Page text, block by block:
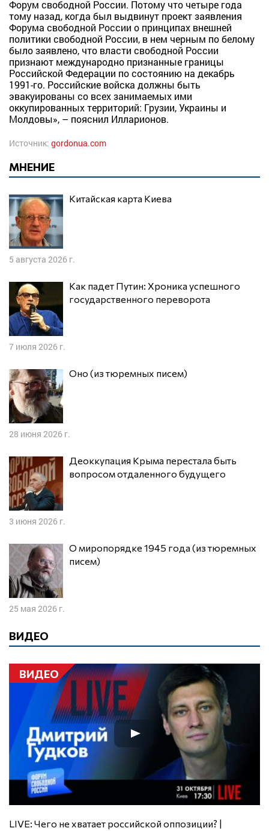
Форум свободной России. Потому что четыре года
тому назад, когда был выдвинут проект заявления
Форума свободной России о принципах внешней
политики свободной России, в нем черным по белому
было заявлено, что власти свободной России
признают международно признанные границы
Российской Федерации по состоянию на декабрь
1991-го. Российские войска должны быть
эвакуированы со всех занимаемых ими
оккупированных территорий: Грузии, Украины и
Молдовы», – пояснил Илларионов.
Источник: gordonua.com
МНЕНИЕ
Китайская карта Киева
5 августа 2026 г.
Как падет Путин: Хроника успешного
государственного переворота
7 июля 2026 г.
Оно (из тюремных писем)
28 июня 2026 г.
Деоккупация Крыма перестала быть
вопросом отдаленного будущего
3 июня 2026 г.
О миропорядке 1945 года (из тюремных
писем)
25 мая 2026 г.
ВИДЕО
ВИДЕО
LIVE: Чего не хватает российской оппозиции? |